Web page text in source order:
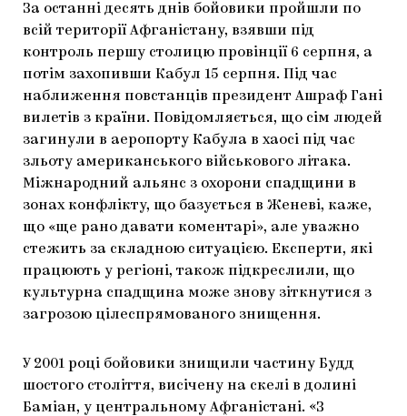
За останні десять днів бойовики пройшли по
всій території Афганістану, взявши під
контроль першу столицю провінції 6 серпня, а
потім захопивши Кабул 15 серпня. Під час
наближення повстанців президент Ашраф Гані
вилетів з країни. Повідомляється, що сім людей
загинули в аеропорту Кабула в хаосі під час
зльоту американського військового літака.
Міжнародний альянс з охорони спадщини в
зонах конфлікту, що базується в Женеві, каже,
що «ще рано давати коментарі», але уважно
стежить за складною ситуацією. Експерти, які
працюють у регіоні, також підкреслили, що
культурна спадщина може знову зіткнутися з
загрозою цілеспрямованого знищення.
У 2001 році бойовики знищили частину Будд
шостого століття, висічену на скелі в долині
Баміан, у центральному Афганістані. «З